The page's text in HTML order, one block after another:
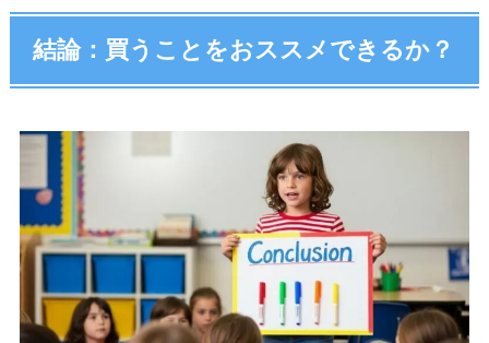
結論：買うことをおススメできるか？